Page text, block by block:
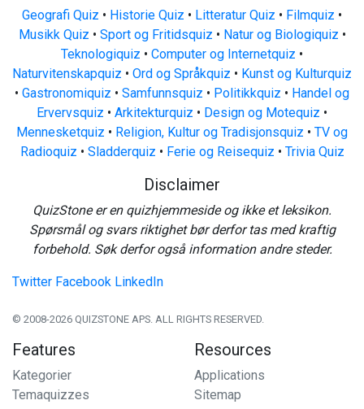
Geografi Quiz • Historie Quiz • Litteratur Quiz • Filmquiz •
Musikk Quiz • Sport og Fritidsquiz • Natur og Biologiquiz •
Teknologiquiz • Computer og Internetquiz •
Naturvitenskapquiz • Ord og Språkquiz • Kunst og Kulturquiz
• Gastronomiquiz • Samfunnsquiz • Politikkquiz • Handel og
Ervervsquiz • Arkitekturquiz • Design og Motequiz •
Mennesketquiz • Religion, Kultur og Tradisjonsquiz • TV og
Radioquiz • Sladderquiz • Ferie og Reisequiz • Trivia Quiz
Disclaimer
QuizStone er en quizhjemmeside og ikke et leksikon.
Spørsmål og svars riktighet bør derfor tas med kraftig
forbehold. Søk derfor også information andre steder.
Twitter Facebook LinkedIn
© 2008-2026 QUIZSTONE APS. ALL RIGHTS RESERVED.
Features
Kategorier
Temaquizzes
Resources
Applications
Sitemap